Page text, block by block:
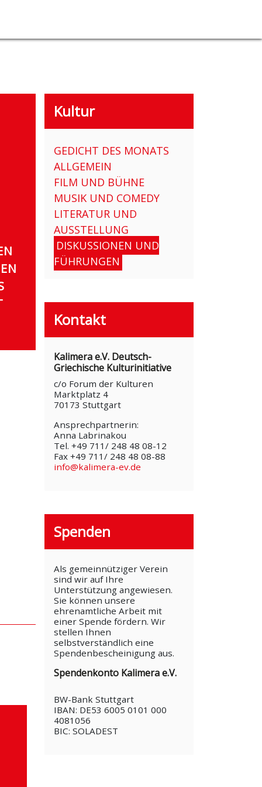
Kultur
GEDICHT DES MONATS
ALLGEMEIN
FILM UND BÜHNE
MUSIK UND COMEDY
LITERATUR UND
AUSSTELLUNG
DISKUSSIONEN UND
FÜHRUNGEN
Kontakt
Kalimera e.V. Deutsch-
Griechische Kulturinitiative
c/o Forum der Kulturen
Marktplatz 4
70173 Stuttgart
Ansprechpartnerin:
Anna Labrinakou
Tel. +49 711/ 248 48 08-12
Fax +49 711/ 248 48 08-88
info@kalimera-ev.de
Spenden
Als gemeinnütziger Verein
sind wir auf Ihre
Unterstützung angewiesen.
Sie können unsere
ehrenamtliche Arbeit mit
einer Spende fördern. Wir
stellen Ihnen
selbstverständlich eine
Spendenbescheinigung aus.
Spendenkonto Kalimera e.V.
BW-Bank Stuttgart
IBAN: DE53 6005 0101 000
4081056
BIC: SOLADEST